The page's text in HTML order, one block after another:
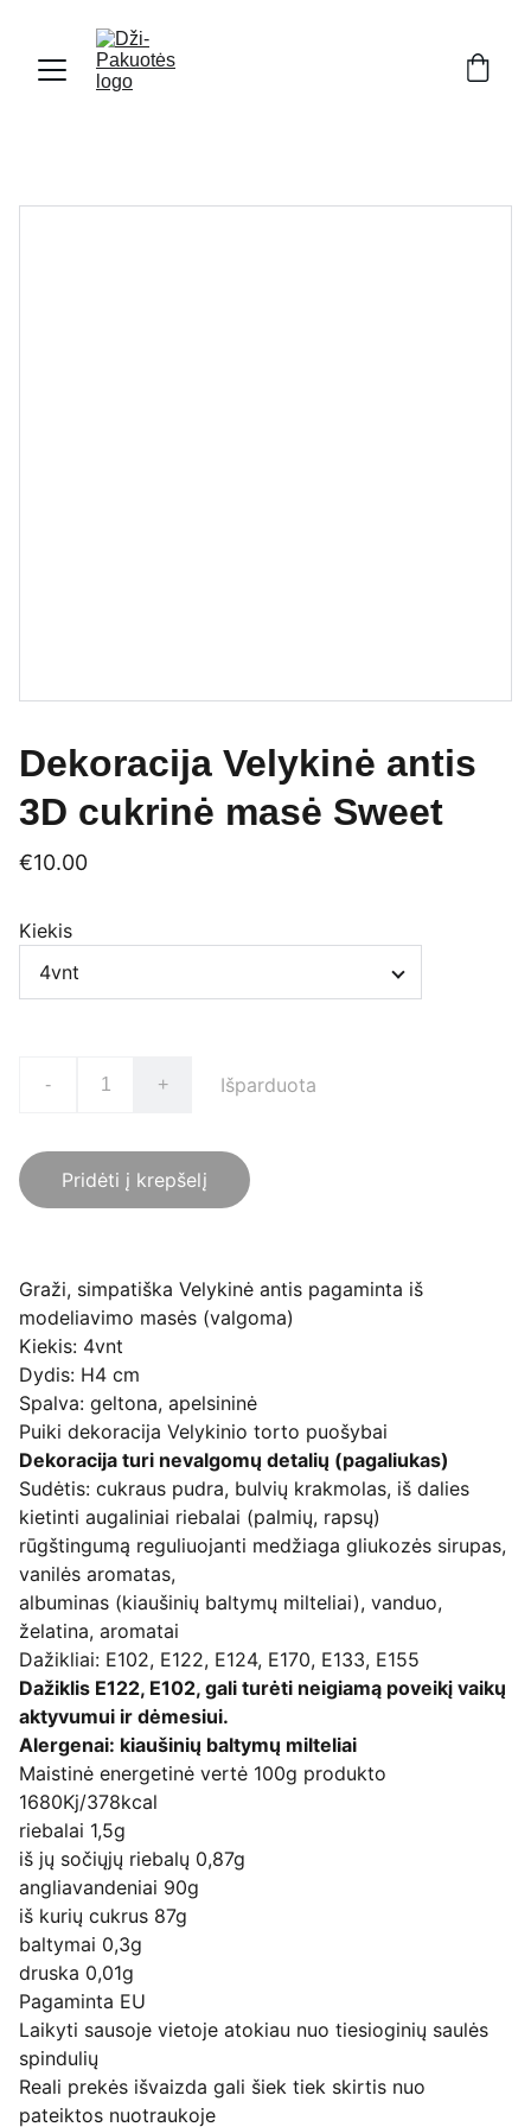
Dekoracija Velykinė antis
3D cukrinė masė Sweet
€10.00
Kiekis
- + Išparduota
Pridėti į krepšelį
Graži, simpatiška Velykinė antis pagaminta iš
modeliavimo masės (valgoma)
Kiekis: 4vnt
Dydis: H4 cm
Spalva: geltona, apelsininė
Puiki dekoracija Velykinio torto puošybai
Dekoracija turi nevalgomų detalių (pagaliukas)
Sudėtis: cukraus pudra, bulvių krakmolas, iš dalies
kietinti augaliniai riebalai (palmių, rapsų)
rūgštingumą reguliuojanti medžiaga gliukozės sirupas,
vanilės aromatas,
albuminas (kiaušinių baltymų milteliai), vanduo,
želatina, aromatai
Dažikliai: E102, E122, E124, E170, E133, E155
Dažiklis E122, E102, gali turėti neigiamą poveikį vaikų
aktyvumui ir dėmesiui.
Alergenai: kiaušinių baltymų milteliai
Maistinė energetinė vertė 100g produkto
1680Kj/378kcal
riebalai 1,5g
iš jų sočiųjų riebalų 0,87g
angliavandeniai 90g
iš kurių cukrus 87g
baltymai 0,3g
druska 0,01g
Pagaminta EU
Laikyti sausoje vietoje atokiau nuo tiesioginių saulės
spindulių
Reali prekės išvaizda gali šiek tiek skirtis nuo
pateiktos nuotraukoje